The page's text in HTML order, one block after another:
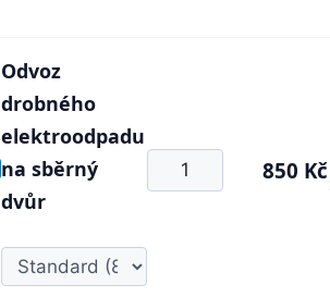
Odvoz
drobného
elektroodpadu
na sběrný
dvůr
850 Kč